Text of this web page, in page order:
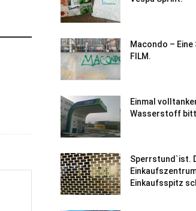
Macondo – Eine
FILM.
Einmal
Wasserstoff
Sperrstund`ist.
Einkaufsspitz